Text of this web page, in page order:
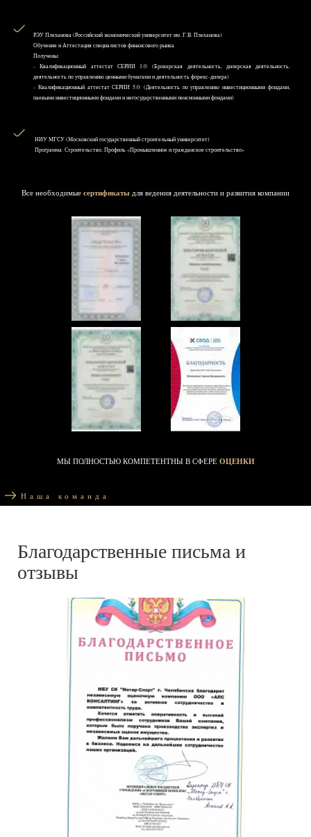
РЭУ Плеханова (Российский экономический университет им. Г.В. Плеханова)
Обучение и Аттестация специалистов финансового рынка
Получены:
- Квалификационный аттестат СЕРИИ 1.0: (Брокерская деятельность, дилерская деятельность,
деятельность по управлению ценными бумагами и деятельность форекс-дилера)
- Квалификационный аттестат СЕРИИ 5.0: (Деятельность по управлению инвестиционными фондами,
паевыми инвестиционными фондами и негосударственными пенсионными фондами)
НИУ MГСУ (Московский государственный строительный университет)
Программа: Строительство, Профиль «Промышленное и гражданское строительство»
Все необходимые сертификаты для ведения деятельности и развития компании
МЫ ПОЛНОСТЬЮ КОМПЕТЕНТНЫ В СФЕРЕ ОЦЕНКИ
Наша команда
Благодарственные письма и
отзывы